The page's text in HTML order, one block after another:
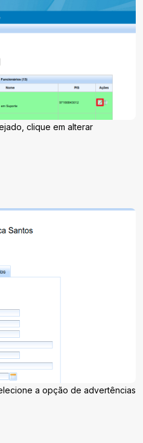
clique em alterar
a opção de advertências